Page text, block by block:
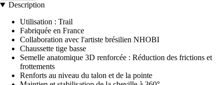
Description
Utilisation : Trail
Fabriquée en France
Collaboration avec l'artiste brésilien NHOBI
Chaussette tige basse
Semelle anatomique 3D renforcée : Réduction des frictions et
frottements
Renforts au niveau du talon et de la pointe